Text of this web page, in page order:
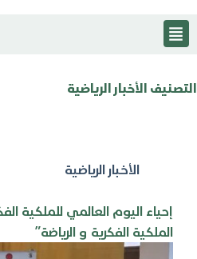
التصنيف الأخبار الرياضية
الأخبار الرياضية
إحياء اليوم العالمي للملكية
الملكية الفكرية و الرياضة”